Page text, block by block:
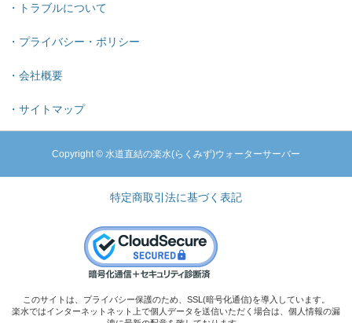
・トラブルについて
・プライバシー・ポリシー
・会社概要
・サイトマップ
Copyright © 水道直結の楽水(らくみず)ウォーターサーバー
特定商取引法に基づく表記
このサイトは、プライバシー保護のため、SSL(暗号化通信)を導入しています。
楽水ではインターネットネット上で個人データを送信いただく場合は、個人情報の漏